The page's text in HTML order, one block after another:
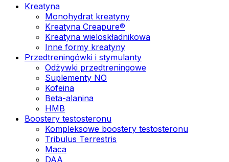
Kreatyna
Monohydrat kreatyny
Kreatyna Creapure®
Kreatyna wieloskładnikowa
Inne formy kreatyny
Przedtreningówki i stymulanty
Odżywki przedtreningowe
Suplementy NO
Kofeina
Beta-alanina
HMB
Boostery testosteronu
Kompleksowe boostery testosteronu
Tribulus Terrestris
Maca
DAA